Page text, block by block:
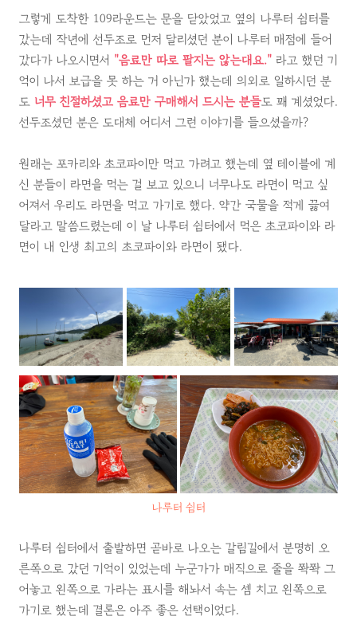
그렇게 도착한 109라운드는 문을 닫았었고 옆의 나루터 쉼터를
갔는데 작년에 선두조로 먼저 달리셨던 분이 나루터 매점에 들어
갔다가 나오시면서 "음료만 따로 팔지는 않는대요." 라고 했던 기
억이 나서 보급을 못 하는 거 아닌가 했는데 의외로 일하시던 분
도 너무 친절하셨고 음료만 구매해서 드시는 분들도 꽤 계셨었다.
선두조셨던 분은 도대체 어디서 그런 이야기를 들으셨을까?
원래는 포카리와 초코파이만 먹고 가려고 했는데 옆 테이블에 계
신 분들이 라면을 먹는 걸 보고 있으니 너무나도 라면이 먹고 싶
어져서 우리도 라면을 먹고 가기로 했다. 약간 국물을 적게 끓여
달라고 말씀드렸는데 이 날 나루터 쉼터에서 먹은 초코파이와 라
면이 내 인생 최고의 초코파이와 라면이 됐다.
나루터 쉼터
나루터 쉼터에서 출발하면 곧바로 나오는 갈림길에서 분명히 오
른쪽으로 갔던 기억이 있었는데 누군가가 매직으로 줄을 쫙쫙 그
어놓고 왼쪽으로 가라는 표시를 해놔서 속는 셈 치고 왼쪽으로
가기로 했는데 결론은 아주 좋은 선택이었다.